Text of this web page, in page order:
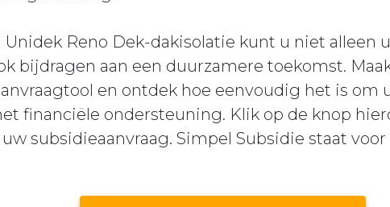
Unidek Reno Dek-dakisolatie kunt u niet alleen
bijdragen aan een duurzamere toekomst.
en ontdek hoe eenvoudig het is om
financiële ondersteuning. Klik op de knop
subsidieaanvraag. Simpel Subsidie staat voor